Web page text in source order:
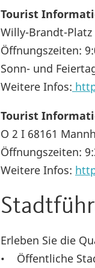
Tourist
Willy-Brandt-
Öffnungszeiten:
Sonn- und
Weitere Infos:
Tourist
O 2 I 68161
Öffnungszeiten:
Weitere Infos:
Erleben Sie die
• Öffentliche